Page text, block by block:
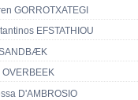
GORROTXATEGI
EFSTATHIOU
OVERBEEK
D'AMBROSIO